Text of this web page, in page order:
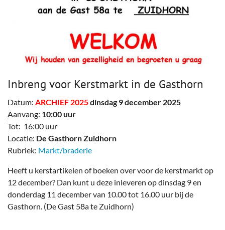
Inbreng voor Kerstmarkt in de Gasthorn
Datum: ARCHIEF 2025dinsdag 9 december 2025
Aanvang: 10:00 uur
Tot: 16:00 uur
Locatie: De Gasthorn Zuidhorn
Rubriek: Markt/braderie
Heeft u kerstartikelen of boeken over voor de kerstmarkt op
12 december? Dan kunt u deze inleveren op dinsdag 9 en
donderdag 11 december van 10.00 tot 16.00 uur bij de
Gasthorn. (De Gast 58a te Zuidhorn)